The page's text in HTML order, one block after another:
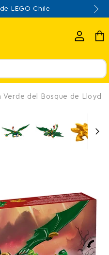
LEGO Chile
Verde del Bosque de Lloyd